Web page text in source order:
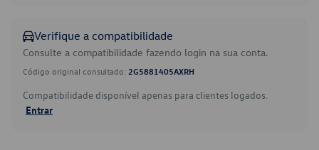
Verifique a compatibilidade
Consulte a compatibilidade fazendo login na sua conta.
Código original consultado: 2G5881405AXRH
Compatibilidade disponível apenas para clientes logados.
Entrar